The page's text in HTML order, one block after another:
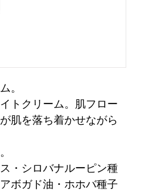
。
トクリーム。肌フロー
肌を落ち着かせながら
・シロバナルーピン種
ボガド油・ホホバ種子